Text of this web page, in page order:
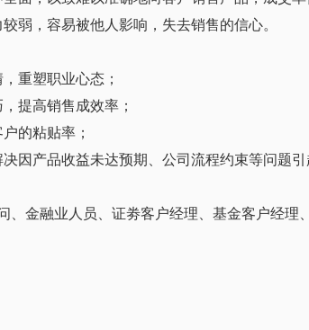
弱，容易被他人影响，失去销售的信心。
重塑职业心态；
提高销售成效率；
的粘贴率；
因产品收益未达预期、公司流程约束等问题引
、金融业人员、证劵客户经理、基金客户经理